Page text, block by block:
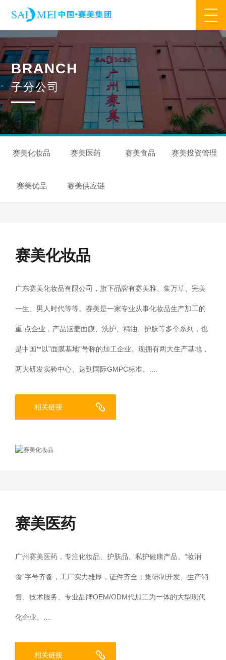
网站首页
业务范围
核心业务 合作模式 合作流程 产品中心
核心优势
研发优势 管理优势 品质优势 产能优势
设备优势
集万草® 完美宜生® 抖抖舒®
分子公司
赛美优品
赛美供应链
新闻资讯
BRANCH
子分公司
赛美化妆品 赛美医药 赛美食品 赛美投资管理
赛美优品 赛美供应链
赛美化妆品
广东赛美化妆品有限公司，旗下品牌有赛美雅、集万草、完美
一生、男人时代等等。赛美是一家专业从事化妆品生产加工的
重 点企业，产品涵盖面膜、洗护、精油、护肤等多个系列，也
是中国**以"面膜基地"号称的加工企业。现拥有两大生产基地，
两大研发实验中心、达到国际GMPC标准。....
相关链接
赛美医药
广州赛美医药，专注化妆品、护肤品、私护健康产品。“妆消
食”字号齐备，工厂实力雄厚，证件齐全；集研制开发、生产销
售、技术服务、专业品牌OEM/ODM代加工为一体的大型现代
化企业。....
相关链接